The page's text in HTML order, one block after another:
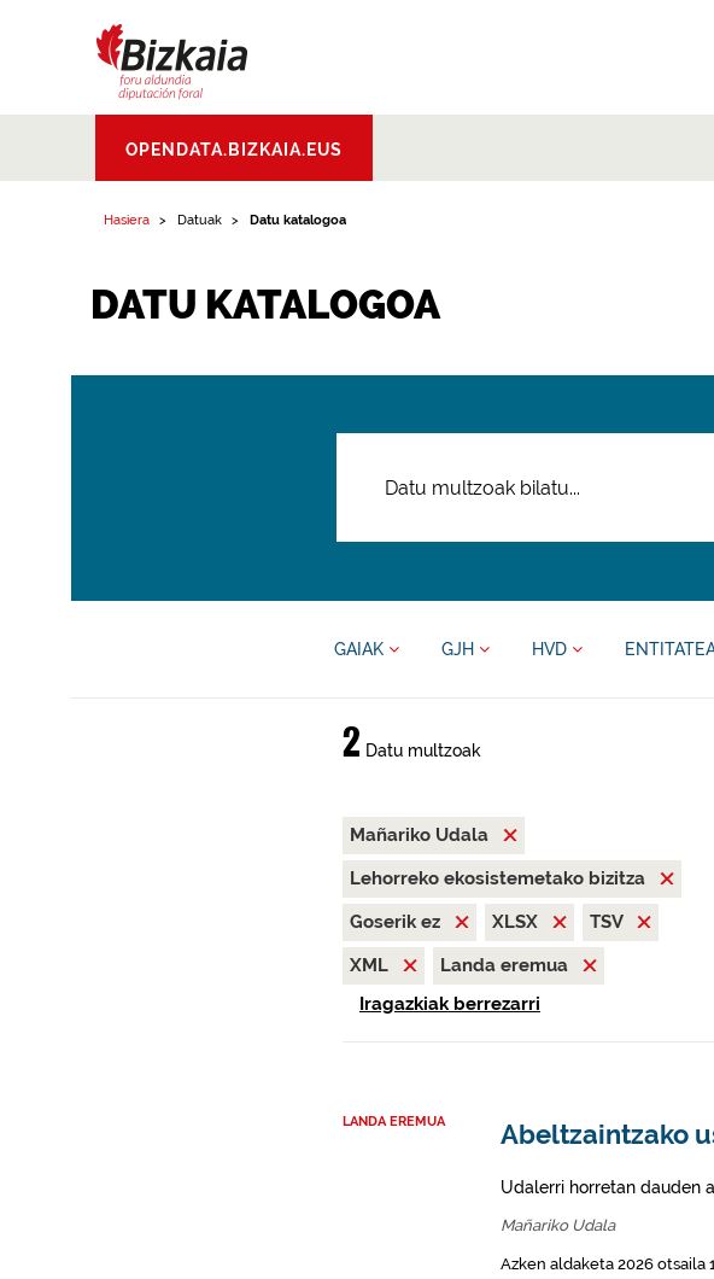
Aldundia.Diputacion
Foral de Bizkaia
OPENDATA.BIZKAIA.EUS
Hasiera Datuak Datu katalogoa
DATU KATALOGOA
GAIAK GJH HVD
2 Datu multzoak
Mañariko Udala
Lehorreko ekosistemetako bizitza
Goserik ez
XLSX
TSV
XML
Landa eremua
Iragazkiak berrezarri
LANDA EREMUA Abeltzaintzako
Udalerri horretan dauden
Mañariko Udala
Azken aldaketa 2026 otsaila